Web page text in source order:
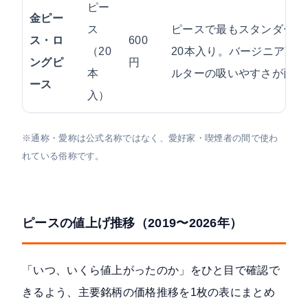
金ピー
ス・ロ
ングピ
ース
ピー
ス
（20
本
入）
600
円
ピースで最もスタンダー
20本入り。バージニア葉
ルターの吸いやすさが両
※通称・愛称は公式名称ではなく、愛好家・喫煙者の間で使わ
れている俗称です。
ピースの値上げ推移（2019〜2026年）
「いつ、いくら値上がったのか」をひと目で確認で
きるよう、主要銘柄の価格推移を1枚の表にまとめ